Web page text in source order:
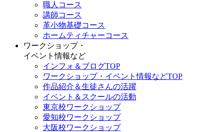
職人コース
講師コース
革小物基礎コース
ホームティチャーコース
ワークショップ・
イベント情報など
インフォ＆ブログTOP
ワークショップ・イベント情報などTOP
作品紹介＆生徒さんの活躍
イベント＆スクールの活動
東京校ワークショップ
愛知校ワークショップ
大阪校ワークショップ